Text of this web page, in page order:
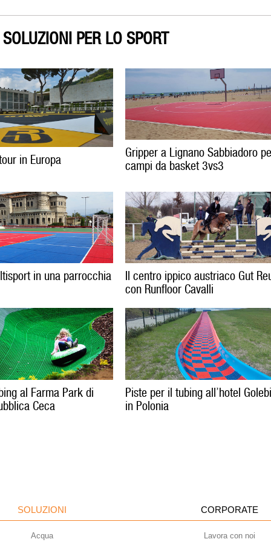
PER LO SPORT
in Europa
Gripper a Lignano Sabbiadoro
campi da basket 3vs3
in una parrocchia
Il centro ippico austriaco Gut
con Runfloor Cavalli
al Farma Park di
Ceca
Piste per il tubing all’hotel
in Polonia
SOLUZIONI
Acqua
CORPORATE
Lavora con noi